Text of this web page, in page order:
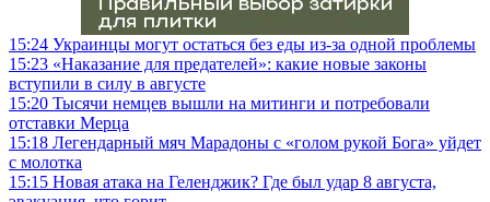
15:24 Украинцы могут остаться без еды из-за одной проблемы
15:23 «Наказание для предателей»: какие новые законы
вступили в силу в августе
15:20 Тысячи немцев вышли на митинги и потребовали
отставки Мерца
15:18 Легендарный мяч Марадоны с «голом рукой Бога» уйдет
с молотка
15:15 Новая атака на Геленджик? Где был удар 8 августа,